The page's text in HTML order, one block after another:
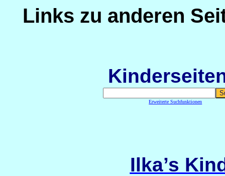
Links zu anderen
Erweiterte Suchfunktionen
Ilka’s